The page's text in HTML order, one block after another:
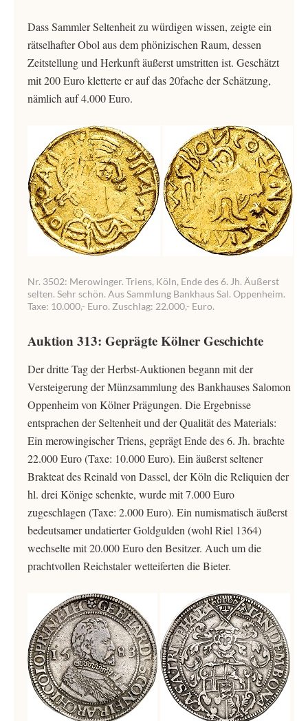
Dass Sammler Seltenheit zu würdigen wissen, zeigte ein
rätselhafter Obol aus dem phönizischen Raum, dessen
Zeitstellung und Herkunft äußerst umstritten ist. Geschätzt
mit 200 Euro kletterte er auf das 20fache der Schätzung,
nämlich auf 4.000 Euro.
Nr. 3502: Merowinger. Triens, Köln, Ende des 6. Jh. Äußerst
selten. Sehr schön. Aus Sammlung Bankhaus Sal. Oppenheim.
Taxe: 10.000,- Euro. Zuschlag: 22.000,- Euro.
Auktion 313: Geprägte Kölner Geschichte
Der dritte Tag der Herbst-Auktionen begann mit der
Versteigerung der Münzsammlung des Bankhauses Salomon
Oppenheim von Kölner Prägungen. Die Ergebnisse
entsprachen der Seltenheit und der Qualität des Materials:
Ein merowingischer Triens, geprägt Ende des 6. Jh. brachte
22.000 Euro (Taxe: 10.000 Euro). Ein äußerst seltener
Brakteat des Reinald von Dassel, der Köln die Reliquien der
hl. drei Könige schenkte, wurde mit 7.000 Euro
zugeschlagen (Taxe: 2.000 Euro). Ein numismatisch äußerst
bedeutsamer undatierter Goldgulden (wohl Riel 1364)
wechselte mit 20.000 Euro den Besitzer. Auch um die
prachtvollen Reichstaler wetteiferten die Bieter.